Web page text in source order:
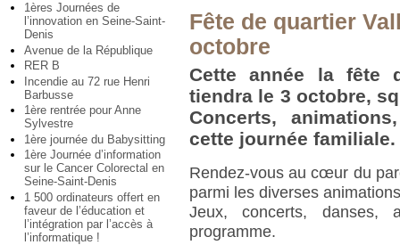
1ères Journées de
l’innovation en Seine-Saint-
Denis
Avenue de la République
RER B
Incendie au 72 rue Henri
Barbusse
1ère rentrée pour Anne
Sylvestre
1ère journée du Babysitting
1ère Journée d’information
sur le Cancer Colorectal en
Seine-Saint-Denis
1 500 ordinateurs offert en
faveur de l’éducation et
l’intégration par l’accès à
l’informatique !
Fête de quartier
octobre
Cette année la fête
tiendra le 3 octobre,
Concerts,
cette journée familiale.
Rendez-vous au cœur du
parmi les diverses
Jeux, concerts, danses,
programme.